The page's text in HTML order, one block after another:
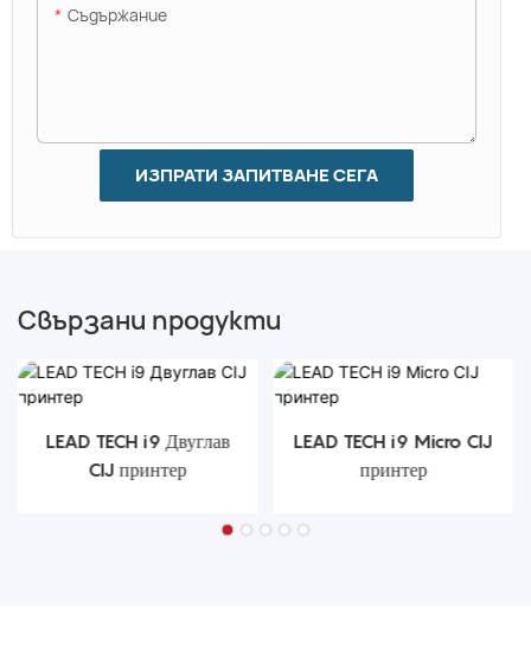
Съдържание
ИЗПРАТИ ЗАПИТВАНЕ СЕГА
Свързани продукти
LEAD TECH i9 Двуглав
CIJ принтер
LEAD TECH i9 Micro CIJ
принтер